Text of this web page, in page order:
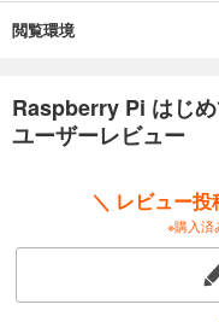
・子供への教育などで
■目次
1-2 Raspberry Piのラインナ
1-3 本書でRaspberry Piを
1-4 チェックしておきたい
2-1 Raspberry PiのOSを知ろ
閲覧環境
Raspberry Pi はじ
ユーザーレビュー
＼ レビュー
※購入済